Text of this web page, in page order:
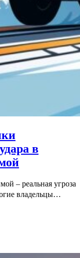
в
– реальная угроза
владельцы…